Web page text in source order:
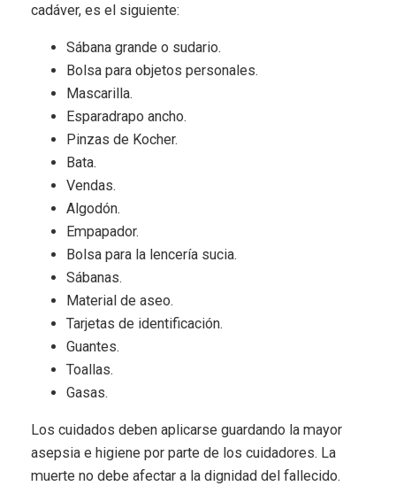
cadáver, es el siguiente:
Sábana grande o sudario.
Bolsa para objetos personales.
Mascarilla.
Esparadrapo ancho.
Pinzas de Kocher.
Bata.
Vendas.
Algodón.
Empapador.
Bolsa para la lencería sucia.
Sábanas.
Material de aseo.
Tarjetas de identificación.
Guantes.
Toallas.
Gasas.
Los cuidados deben aplicarse guardando la mayor
asepsia e higiene por parte de los cuidadores. La
muerte no debe afectar a la dignidad del fallecido.